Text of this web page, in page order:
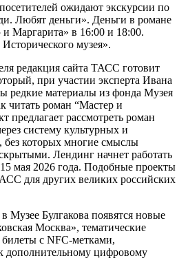
ожидают экскурсии по
Любят деньги». Деньги в романе
Маргарита» в 16:00 и 18:00.
музея».
редакция сайта ТАСС готовит
при участии эксперта Ивана
редкие материалы из фонда Музея
читать роман “Мастер и
предлагает рассмотреть роман
систему культурных и
без которых многие смыслы
Лендинг начнет работать
мая 2026 года. Подобные проекты
для других великих российских
Музее Булгакова появятся новые
Москва», тематические
с NFC-метками,
цифровому